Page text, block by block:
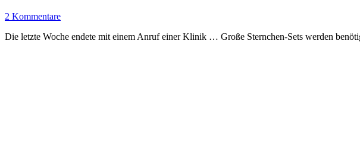
2 Kommentare
Die letzte Woche endete mit einem Anruf einer Klinik … Große Sternchen-Sets werden